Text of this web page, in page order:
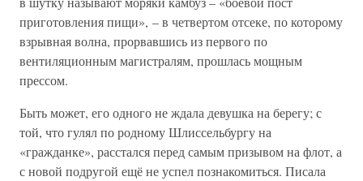
приготовления пищи», – в четвертом отсеке, по которому
взрывная волна, прорвавшись из первого по
вентиляционным магистралям, прошлась мощным
прессом.
Быть может, его одного не ждала девушка на берегу; с
той, что гулял по родному Шлиссельбургу на
«гражданке», расстался перед самым призывом на флот, а
с новой подругой ещё не успел познакомиться. Писала